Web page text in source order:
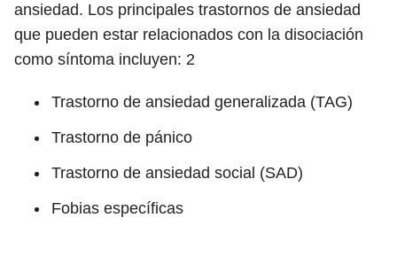
ansiedad. Los principales trastornos de ansiedad
que pueden estar relacionados con la disociación
como síntoma incluyen: 2
Trastorno de ansiedad generalizada (TAG)
Trastorno de pánico
Trastorno de ansiedad social (SAD)
Fobias específicas